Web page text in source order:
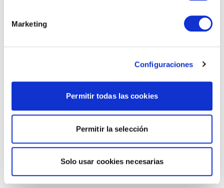
Marketing
Configuraciones
Permitir todas las cookies
Permitir la selección
Solo usar cookies necesarias